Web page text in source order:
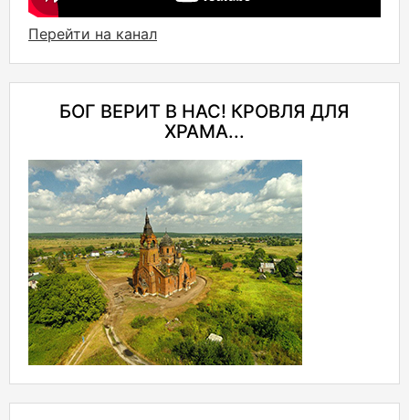
Перейти на канал
БОГ ВЕРИТ В НАС! КРОВЛЯ ДЛЯ
ХРАМА...